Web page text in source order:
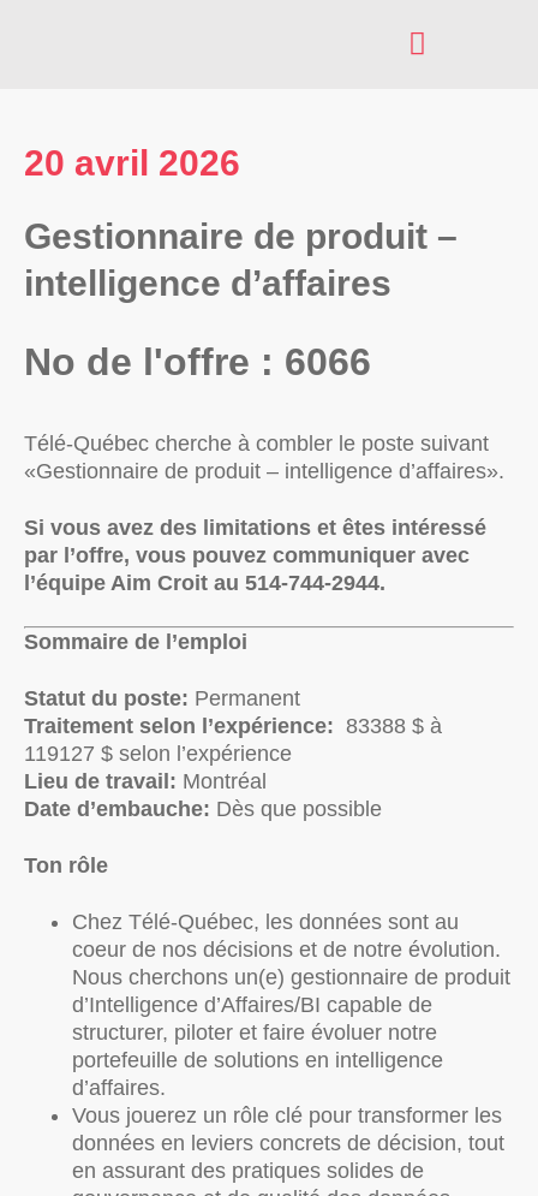
20 avril 2026
Gestionnaire de produit –
intelligence d’affaires
No de l'offre : 6066
Télé-Québec cherche à combler le poste suivant
«Gestionnaire de produit – intelligence d’affaires».
Si vous avez des limitations et êtes intéressé
par l’offre, vous pouvez communiquer avec
l’équipe Aim Croit au 514-744-2944.
Sommaire de l’emploi
Statut du poste: Permanent
Traitement selon l’expérience: 83388 $ à
119127 $ selon l’expérience
Lieu de travail: Montréal
Date d’embauche: Dès que possible
Ton rôle
Chez Télé-Québec, les données sont au
coeur de nos décisions et de notre évolution.
Nous cherchons un(e) gestionnaire de produit
d’Intelligence d’Affaires/BI capable de
structurer, piloter et faire évoluer notre
portefeuille de solutions en intelligence
d’affaires.
Vous jouerez un rôle clé pour transformer les
données en leviers concrets de décision, tout
en assurant des pratiques solides de